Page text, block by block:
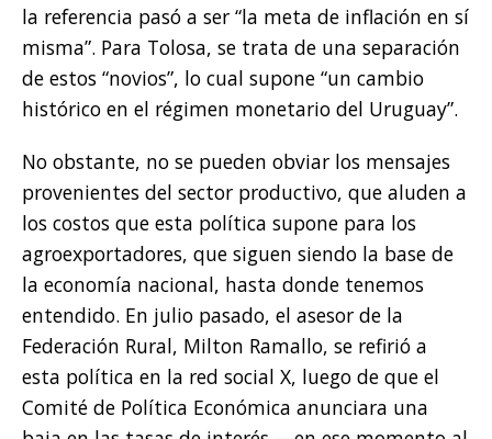
la referencia pasó a ser “la meta de inflación en sí
misma”. Para Tolosa, se trata de una separación
de estos “novios”, lo cual supone “un cambio
histórico en el régimen monetario del Uruguay”.
No obstante, no se pueden obviar los mensajes
provenientes del sector productivo, que aluden a
los costos que esta política supone para los
agroexportadores, que siguen siendo la base de
la economía nacional, hasta donde tenemos
entendido. En julio pasado, el asesor de la
Federación Rural, Milton Ramallo, se refirió a
esta política en la red social X, luego de que el
Comité de Política Económica anunciara una